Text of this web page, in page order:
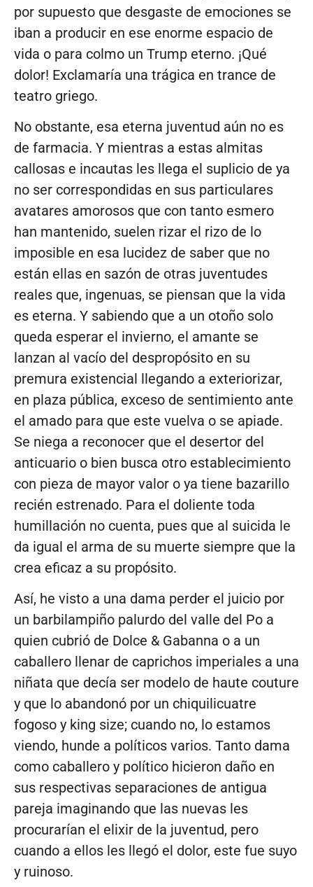
por supuesto que desgaste de emociones se
iban a producir en ese enorme espacio de
vida o para colmo un Trump eterno. ¡Qué
dolor! Exclamaría una trágica en trance de
teatro griego.
No obstante, esa eterna juventud aún no es
de farmacia. Y mientras a estas almitas
callosas e incautas les llega el suplicio de ya
no ser correspondidas en sus particulares
avatares amorosos que con tanto esmero
han mantenido, suelen rizar el rizo de lo
imposible en esa lucidez de saber que no
están ellas en sazón de otras juventudes
reales que, ingenuas, se piensan que la vida
es eterna. Y sabiendo que a un otoño solo
queda esperar el invierno, el amante se
lanzan al vacío del despropósito en su
premura existencial llegando a exteriorizar,
en plaza pública, exceso de sentimiento ante
el amado para que este vuelva o se apiade.
Se niega a reconocer que el desertor del
anticuario o bien busca otro establecimiento
con pieza de mayor valor o ya tiene bazarillo
recién estrenado. Para el doliente toda
humillación no cuenta, pues que al suicida le
da igual el arma de su muerte siempre que la
crea eficaz a su propósito.
Así, he visto a una dama perder el juicio por
un barbilampiño palurdo del valle del Po a
quien cubrió de Dolce & Gabanna o a un
caballero llenar de caprichos imperiales a una
niñata que decía ser modelo de haute couture
y que lo abandonó por un chiquilicuatre
fogoso y king size; cuando no, lo estamos
viendo, hunde a políticos varios. Tanto dama
como caballero y político hicieron daño en
sus respectivas separaciones de antigua
pareja imaginando que las nuevas les
procurarían el elixir de la juventud, pero
cuando a ellos les llegó el dolor, este fue suyo
y ruinoso.